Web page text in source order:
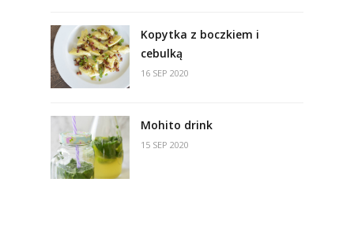
Kopytka z boczkiem i
cebulką
16 SEP 2020
Mohito drink
15 SEP 2020